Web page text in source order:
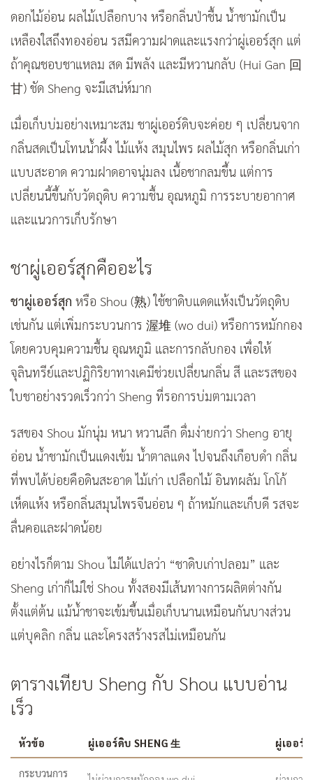
ดอกไม้อ่อน ผลไม้เปลือกบาง หรือกลิ่นป่าชื้น น้ำชามักเป็น
เหลืองใสถึงทองอ่อน รสมีความฝาดและแรงกว่าผู่เออร์สุก แต่
ถ้าคุณชอบชาแหลม สด มีพลัง และมีหวานกลับ (Hui Gan 回
甘) ชัด Sheng จะมีเสน่ห์มาก
เมื่อเก็บบ่มอย่างเหมาะสม ชาผู่เออร์ดิบจะค่อย ๆ เปลี่ยนจาก
กลิ่นสดเป็นโทนน้ำผึ้ง ไม้แห้ง สมุนไพร ผลไม้สุก หรือกลิ่นเก่า
แบบสะอาด ความฝาดอาจนุ่มลง เนื้อชากลมขึ้น แต่การ
เปลี่ยนนี้ขึ้นกับวัตถุดิบ ความชื้น อุณหภูมิ การระบายอากาศ
และแนวการเก็บรักษา
ชาผู่เออร์สุกคืออะไร
ชาผู่เออร์สุก หรือ Shou (熟) ใช้ชาดิบแดดแห้งเป็นวัตถุดิบ
เช่นกัน แต่เพิ่มกระบวนการ 渥堆 (wo dui) หรือการหมักกอง
โดยควบคุมความชื้น อุณหภูมิ และการกลับกอง เพื่อให้
จุลินทรีย์และปฏิกิริยาทางเคมีช่วยเปลี่ยนกลิ่น สี และรสของ
ใบชาอย่างรวดเร็วกว่า Sheng ที่รอการบ่มตามเวลา
รสของ Shou มักนุ่ม หนา หวานลึก ดื่มง่ายกว่า Sheng อายุ
อ่อน น้ำชามักเป็นแดงเข้ม น้ำตาลแดง ไปจนถึงเกือบดำ กลิ่น
ที่พบได้บ่อยคือดินสะอาด ไม้เก่า เปลือกไม้ อินทผลัม โกโก้
เห็ดแห้ง หรือกลิ่นสมุนไพรจีนอ่อน ๆ ถ้าหมักและเก็บดี รสจะ
ลื่นคอและฝาดน้อย
อย่างไรก็ตาม Shou ไม่ได้แปลว่า “ชาดิบเก่าปลอม” และ
Sheng เก่าก็ไม่ใช่ Shou ทั้งสองมีเส้นทางการผลิตต่างกัน
ตั้งแต่ต้น แม้น้ำชาจะเข้มขึ้นเมื่อเก็บนานเหมือนกันบางส่วน
แต่บุคลิก กลิ่น และโครงสร้างรสไม่เหมือนกัน
ตารางเทียบ Sheng กับ Shou แบบอ่าน
เร็ว
หัวข้อ ผู่เออร์ดิบ SHENG 生 ผู่เออร์
กระบวนการ